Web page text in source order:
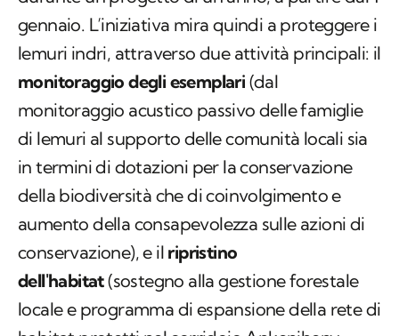
monitoraggio degli esemplari(dal
monitoraggio acustico passivo delle famiglie
di lemuri al supporto delle comunità locali sia
in termini di dotazioni per la conservazione
della biodiversità che di coinvolgimento e
aumento della consapevolezza sulle azioni di
conservazione), e ilripristino
dell'habitat (sostegno alla gestione forestale
locale e programma di espansione della rete di
habitat protetti nel corridoio Ankeniheny-
Zahamena).